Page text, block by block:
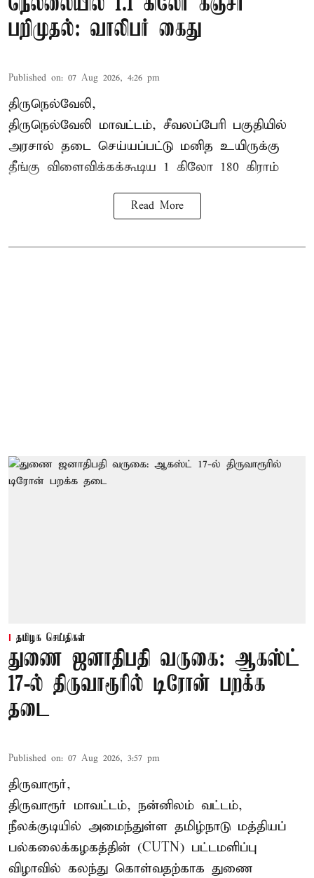
பறிமுதல்: வாலிபர் கைது
Published on: 07 Aug 2026, 4:26 pm
திருநெல்வேலி,
திருநெல்வேலி மாவட்டம், சீவலப்பேரி பகுதியில்
அரசால் தடை செய்யப்பட்டு மனித உயிருக்கு
தீங்கு விளைவிக்கக்கூடிய 1 கிலோ 180 கிராம்
Read More
தமிழக செய்திகள்
துணை ஜனாதிபதி வருகை: ஆகஸ்ட்
17-ல் திருவாரூரில் டிரோன் பறக்க
தடை
Published on: 07 Aug 2026, 3:57 pm
திருவாரூர்,
திருவாரூர் மாவட்டம், நன்னிலம் வட்டம்,
நீலக்குடியில் அமைந்துள்ள தமிழ்நாடு மத்தியப்
பல்கலைக்கழகத்தின் (CUTN) பட்டமளிப்பு
விழாவில் கலந்து கொள்வதற்காக துணை